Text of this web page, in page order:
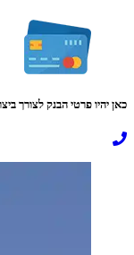
כאן יהיו פרטי הבנק לצורך